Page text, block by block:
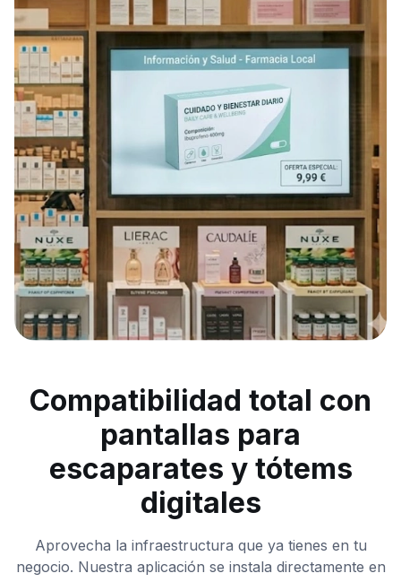
Compatibilidad total con
pantallas para
escaparates y tótems
digitales
Aprovecha la infraestructura que ya tienes en tu
negocio. Nuestra aplicación se instala directamente en